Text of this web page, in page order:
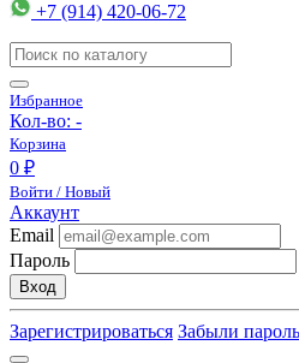
+7 (914) 420-06-72
Избранное
Кол-во: -
Корзина
0 ₽
Войти / Новый
Аккаунт
Email
Пароль
Вход
Зарегистрироваться Забыли